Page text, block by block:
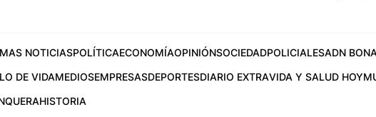
NOTICIASPOLÍTICAECONOMÍAOPINIÓNSOCIEDADPOLICIALESADN
DE VIDAMEDIOSEMPRESASDEPORTESDIARIO EXTRAVIDA Y SALUD HOY
HISTORIA